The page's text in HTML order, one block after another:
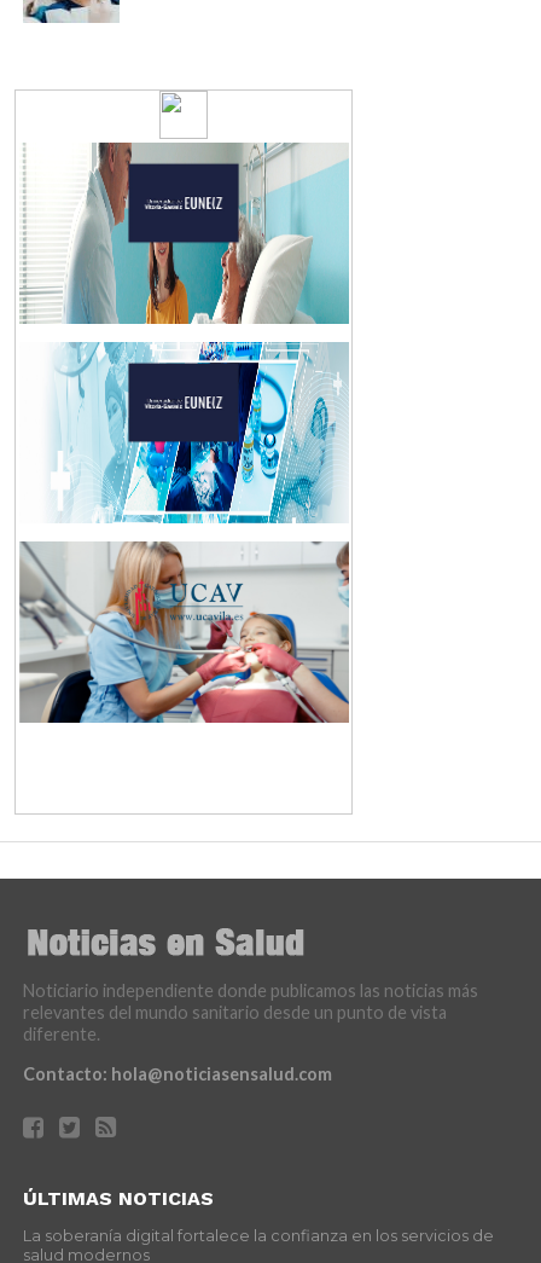
Noticiario independiente donde publicamos las noticias más
relevantes del mundo sanitario desde un punto de vista
diferente.
Contacto: hola@noticiasensalud.com
ÚLTIMAS NOTICIAS
La soberanía digital fortalece la confianza en los servicios de
salud modernos